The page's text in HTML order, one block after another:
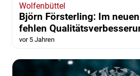
Wolfenbüttel
Björn Försterling: Im
fehlen
vor 5 Jahren